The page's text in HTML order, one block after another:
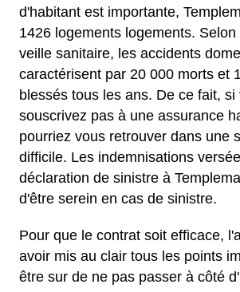
d'habitant est importante,
1426 logements logements.
veille sanitaire, les accidents
caractérisent par 20 000 morts et
blessés tous les ans. De ce fait, si
souscrivez pas à une assurance
pourriez vous retrouver dans une
difficile. Les indemnisations
déclaration de sinistre à
d'être serein en cas de sinistre.
Pour que le contrat soit efficace,
avoir mis au clair tous les points
être sur de ne pas passer à côté